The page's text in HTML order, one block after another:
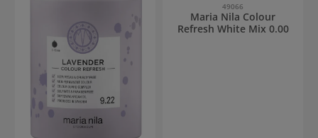
49066
Maria Nila Colour
Refresh White Mix 0.00